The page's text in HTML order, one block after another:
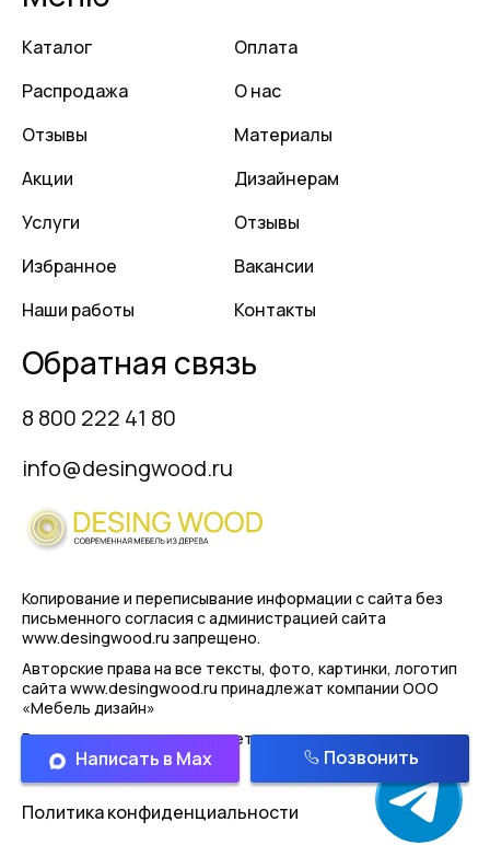
Каталог
Распродажа
Отзывы
Акции
Услуги
Избранное
Наши работы
Оплата
О нас
Материалы
Дизайнерам
Отзывы
Вакансии
Контакты
Обратная связь
8 800 222 41 80
info@desingwood.ru
Копирование и переписывание информации с сайта без
письменного согласия с администрацией сайта
www.desingwood.ru запрещено.
Авторские права на все тексты, фото, картинки, логотип
сайта www.desingwood.ru принадлежат компании ООО
«Мебель дизайн»
Реальные изделия могут иметь отличая от картинок
представленным на сайте!
Политика конфиденциальности
Написать в Max Позвонить